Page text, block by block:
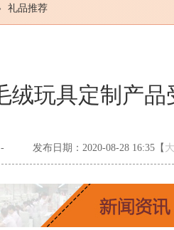
礼品推荐
绒玩具定制产品
- 发布日期：2020-08-28 16:35【 大